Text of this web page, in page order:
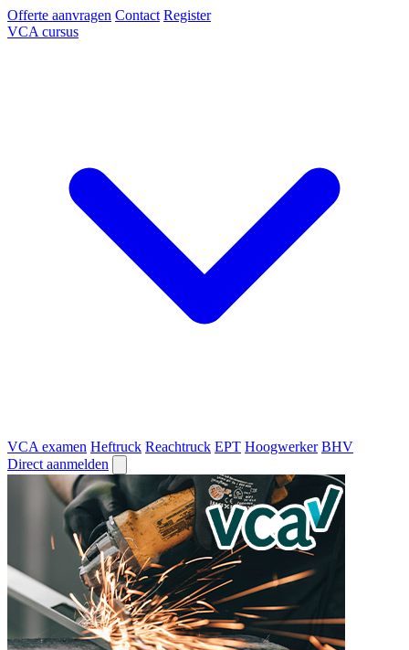
Offerte aanvragen Contact Register
VCA cursus
VCA examen Heftruck Reachtruck EPT Hoogwerker BHV
Direct aanmelden